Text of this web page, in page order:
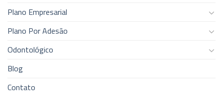
Plano Empresarial
Plano Por Adesão
Odontológico
Blog
Contato